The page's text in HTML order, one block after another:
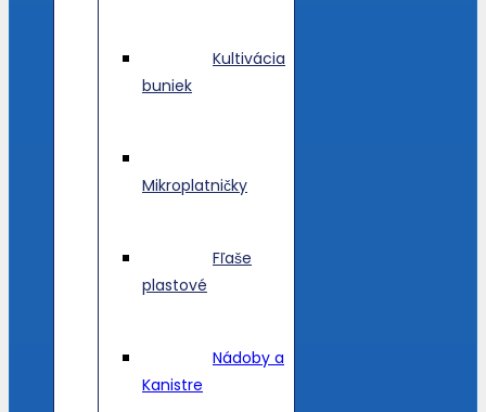
Kultivácia
buniek
Mikroplatničky
Fľaše
plastové
Nádoby a
Kanistre